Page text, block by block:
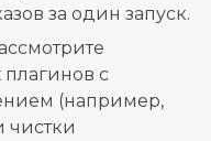
за один запуск.
с
(например,
чистки